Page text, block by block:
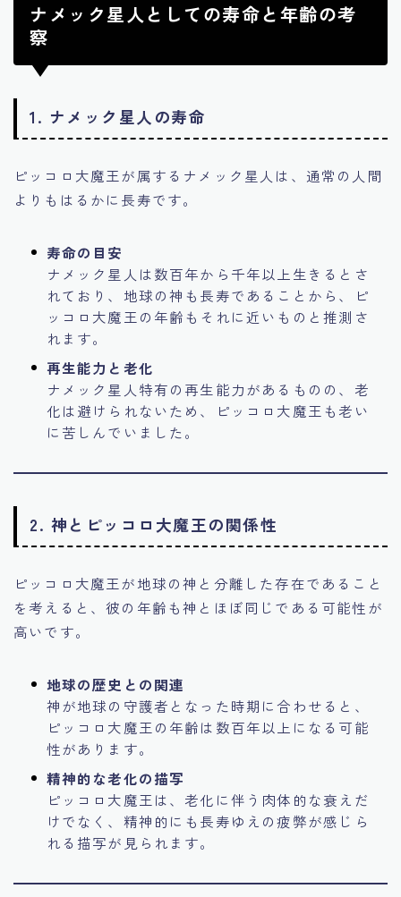
ナメック星人としての寿命と年齢の考
察
1. ナメック星人の寿命
ピッコロ大魔王が属するナメック星人は、通常の人間
よりもはるかに長寿です。
寿命の目安
ナメック星人は数百年から千年以上生きるとさ
れており、地球の神も長寿であることから、ピ
ッコロ大魔王の年齢もそれに近いものと推測さ
れます。
再生能力と老化
ナメック星人特有の再生能力があるものの、老
化は避けられないため、ピッコロ大魔王も老い
に苦しんでいました。
2. 神とピッコロ大魔王の関係性
ピッコロ大魔王が地球の神と分離した存在であること
を考えると、彼の年齢も神とほぼ同じである可能性が
高いです。
地球の歴史との関連
神が地球の守護者となった時期に合わせると、
ピッコロ大魔王の年齢は数百年以上になる可能
性があります。
精神的な老化の描写
ピッコロ大魔王は、老化に伴う肉体的な衰えだ
けでなく、精神的にも長寿ゆえの疲弊が感じら
れる描写が見られます。